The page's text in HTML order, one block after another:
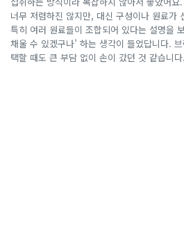
너무 저렴하진 않지만, 대신 구성이나 원료가
특히 여러 원료들이 조합되어 있다는 설명을
채울 수 있겠구나’ 하는 생각이 들었답니다.
택할 때도 큰 부담 없이 손이 갔던 것 같습니다.